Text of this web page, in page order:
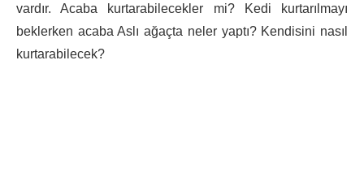
vardır. Acaba kurtarabilecekler mi? Kedi kurtarılmayı
beklerken acaba Aslı ağaçta neler yaptı? Kendisini nasıl
kurtarabilecek?